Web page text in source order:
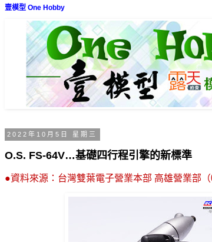
壹模型 One Hobby
2022年10月5日 星期三
O.S. FS-64V…基礎四行程引擎的新標準
●資料來源：台灣雙葉電子營業本部 高雄營業部（